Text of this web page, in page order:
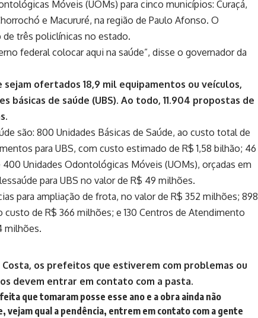
Móveis (UOMs) para cinco municípios: Curaçá,
e Macururé, na região de Paulo Afonso. O
três policlínicas no estado.
federal colocar aqui na saúde”, disse o governador da
ofertados 18,9 mil equipamentos ou veículos,
básicas de saúde (UBS). Ao todo, 11.904 propostas de
são: 800 Unidades Básicas de Saúde, ao custo total de
para UBS, com custo estimado de R$ 1,58 bilhão; 46
400 Unidades Odontológicas Móveis (UOMs), orçadas em
para UBS no valor de R$ 49 milhões.
para ampliação de frota, no valor de R$ 352 milhões; 898
custo de R$ 366 milhões; e 130 Centros de Atendimento
milhões.
Costa, os prefeitos que estiverem com problemas ou
devem entrar em contato com a pasta.
que tomaram posse esse ano e a obra ainda não
vejam qual a pendência, entrem em contato com a gente